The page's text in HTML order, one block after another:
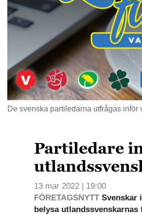
De svenska partiledarna utfrågas
Partiledare
13 mar 2022 | 19:00
FÖRETAGSNYTTSvenskar
belysa